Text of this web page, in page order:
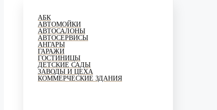
АБК
АВТОМОЙКИ
АВТОСАЛОНЫ
АВТОСЕРВИСЫ
АНГАРЫ
ГАРАЖИ
ГОСТИНИЦЫ
ДЕТСКИЕ САДЫ
ЗАВОДЫ И ЦЕХА
КОММЕРЧЕСКИЕ ЗДАНИЯ